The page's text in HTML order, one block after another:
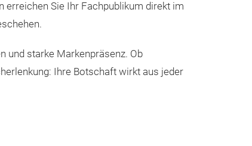
erreichen Sie Ihr Fachpublikum direkt im
und starke Markenpräsenz. Ob
Ihre Botschaft wirkt aus jeder